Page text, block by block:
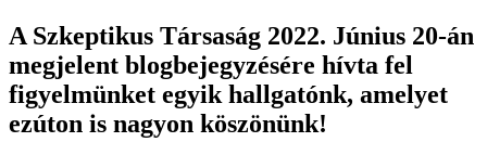
A Szkeptikus Társaság 2022. Június 20-án
megjelent blogbejegyzésére hívta fel
figyelmünket egyik hallgatónk, amelyet
ezúton is nagyon köszönünk!